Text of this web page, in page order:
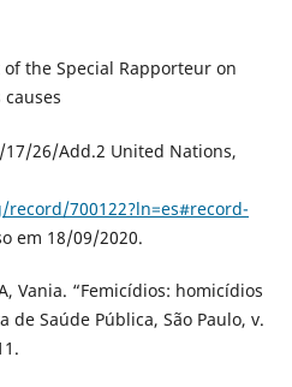
of the Special Rapporteur on
17/26/Add.2 United Nations,
700122?ln=es#record-
em 18/09/2020.
Vania. “Femicídios: homicídios
de Saúde Pública, São Paulo, v.